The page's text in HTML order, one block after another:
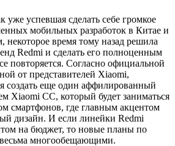
успевшая сделать себе громкое
мобильных разработок в Китае и
некоторое время тому назад решила
Redmi и сделать его полноценным
повторяется. Согласно официальной
от представителей Xiaomi,
создать еще один аффилированный
Xiaomi CC, который будет заниматься
смартфонов, где главным акцентом
дизайн. И если линейки Redmi
на бюджет, то новые планы по
многообещающими.